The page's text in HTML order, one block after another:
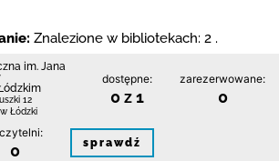
Znalezione w bibliotekach: 2 .
im. Jana
12
Łódzki
dostępne:
0 z 1
zarezerwowane:
0
0 sprawdź